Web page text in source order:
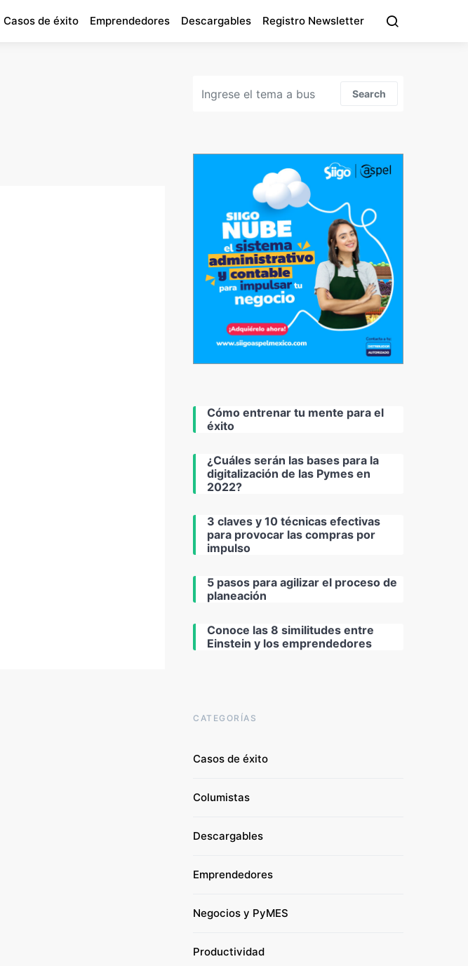
Casos de éxito Emprendedores Descargables Registro Newsletter
Search
Cómo entrenar tu mente para el
éxito
¿Cuáles serán las bases para la
digitalización de las Pymes en
2022?
3 claves y 10 técnicas efectivas
para provocar las compras por
impulso
5 pasos para agilizar el proceso de
planeación
Conoce las 8 similitudes entre
Einstein y los emprendedores
CATEGORÍAS
Casos de éxito
Columistas
Descargables
Emprendedores
Negocios y PyMES
Productividad